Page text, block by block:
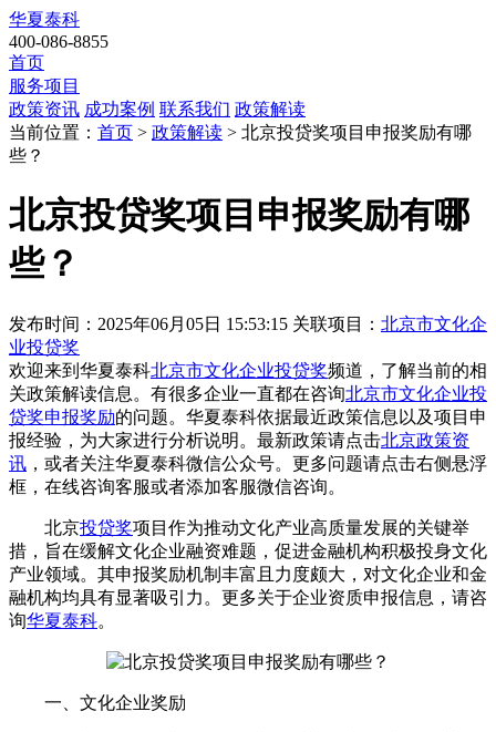
华夏泰科
400-086-8855
首页
服务项目
政策资讯 成功案例 联系我们 政策解读
当前位置： 首页 > 政策解读 > 北京投贷奖项目申报奖励有哪
些？
北京投贷奖项目申报奖励有哪
些？
发布时间：2025年06月05日 15:53:15 关联项目： 北京市文化企
业投贷奖
欢迎来到华夏泰科北京市文化企业投贷奖频道，了解当前的相
关政策解读信息。有很多企业一直都在咨询北京市文化企业投
贷奖申报奖励的问题。华夏泰科依据最近政策信息以及项目申
报经验，为大家进行分析说明。最新政策请点击北京政策资
讯 ，或者关注华夏泰科微信公众号。更多问题请点击右侧悬浮
框，在线咨询客服或者添加客服微信咨询。
北京投贷奖项目作为推动文化产业高质量发展的关键举
措，旨在缓解文化企业融资难题，促进金融机构积极投身文化
产业领域。其申报奖励机制丰富且力度颇大，对文化企业和金
融机构均具有显著吸引力。更多关于企业资质申报信息，请咨
询华夏泰科。
一、文化企业奖励